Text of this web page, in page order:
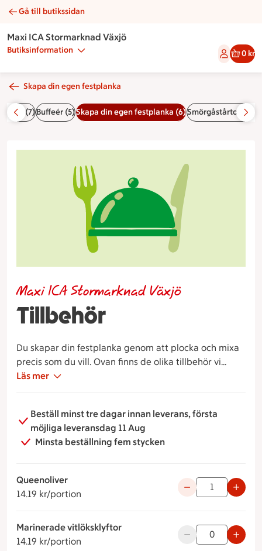
Tillbehör | Catering Maxi ICA Stormarknad Växjö
Gå till butikssidan
Maxi ICA Stormarknad Växjö
Butiksinformation 0 kr
Skapa din egen festplanka
(7)Buffeér (5)Skapa din egen festplanka (6)Smörgåstårtor &
Tillbehör
Maxi ICA Stormarknad Växjö
Du skapar din festplanka genom att plocka och mixa
precis som du vill. Ovan finns de olika tillbehör vi
erbjuder.
smidigt som möjligt.
Läs mer
Beställ minst tre dagar innan leverans, första
möjliga leveransdag 11 Aug
Minsta beställning fem stycken
Queenoliver
14.19 kr/portion
14.19 kronor per portion
Använd
Marinerade vitlöksklyftor
14.19 kr/portion
14.19 kronor per portion
Använd